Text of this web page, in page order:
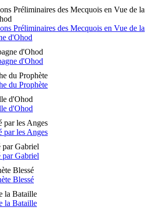
Préliminaires des Mecquois en Vue de la
Préliminaires des Mecquois en Vue de la
d'Ohod
d'Ohod
d'Ohod
du Prophète
du Prophète
d'Ohod
d'Ohod
les Anges
les Anges
Gabriel
Gabriel
Blessé
Blessé
la Bataille
la Bataille